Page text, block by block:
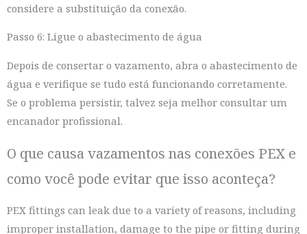
considere a substituição da conexão.
Passo 6: Ligue o abastecimento de água
Depois de consertar o vazamento, abra o abastecimento de
água e verifique se tudo está funcionando corretamente.
Se o problema persistir, talvez seja melhor consultar um
encanador profissional.
O que causa vazamentos nas conexões PEX e
como você pode evitar que isso aconteça?
PEX fittings can leak due to a variety of reasons, including
improper installation, damage to the pipe or fitting during